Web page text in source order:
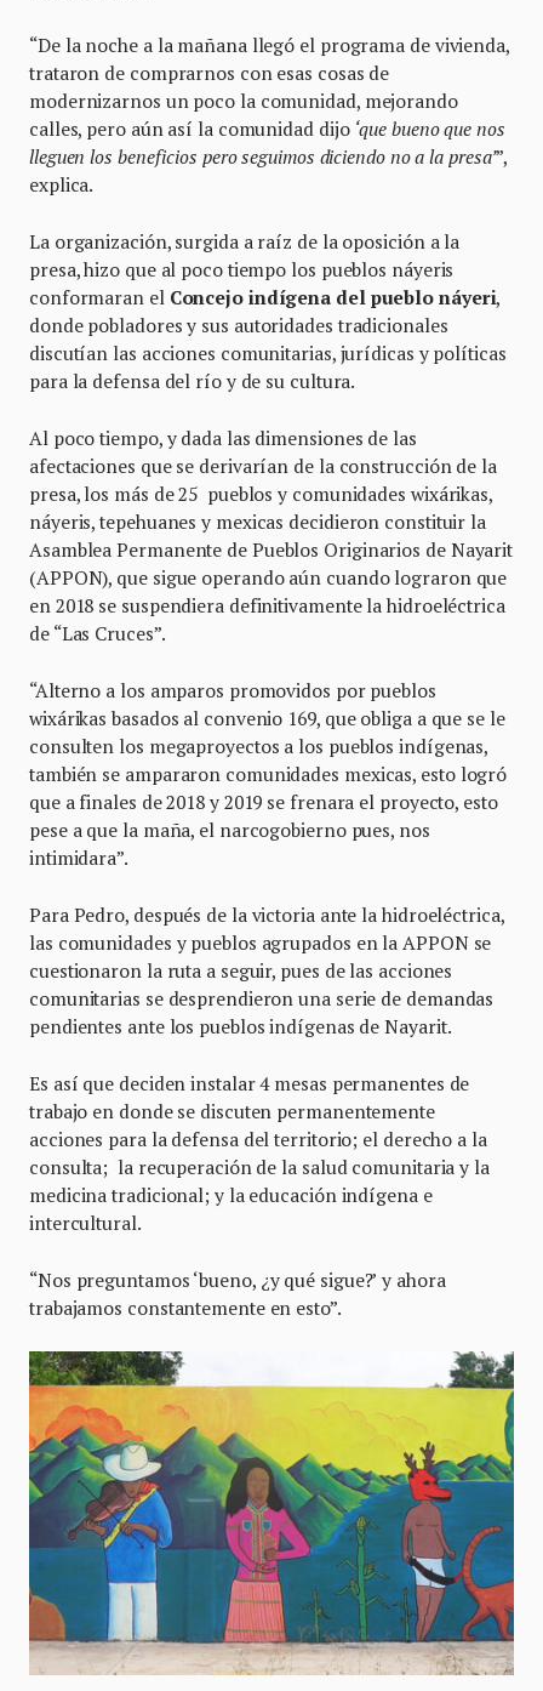
“De la noche a la mañana llegó el programa de vivienda,
trataron de comprarnos con esas cosas de
modernizarnos un poco la comunidad, mejorando
calles, pero aún así la comunidad dijo ‘que bueno que nos
lleguen los beneficios pero seguimos diciendo no a la presa’”,
explica.
La organización, surgida a raíz de la oposición a la
presa, hizo que al poco tiempo los pueblos náyeris
conformaran elConcejo indígena del pueblo náyeri,
donde pobladores y sus autoridades tradicionales
discutían las acciones comunitarias, jurídicas y políticas
para la defensa del río y de su cultura.
Al poco tiempo, y dada las dimensiones de las
afectaciones que se derivarían de la construcción de la
presa, los más de 25 pueblos y comunidades wixárikas,
náyeris, tepehuanes y mexicas decidieron constituir la
Asamblea Permanente de Pueblos Originarios de Nayarit
(APPON), que sigue operando aún cuando lograron que
en 2018 se suspendiera definitivamente la hidroeléctrica
de “Las Cruces”.
“Alterno a los amparos promovidos por pueblos
wixárikas basados al convenio 169, que obliga a que se le
consulten los megaproyectos a los pueblos indígenas,
también se ampararon comunidades mexicas, esto logró
que a finales de 2018 y 2019 se frenara el proyecto, esto
pese a que la maña, el narcogobierno pues, nos
intimidara”.
Para Pedro, después de la victoria ante la hidroeléctrica,
las comunidades y pueblos agrupados en la APPON se
cuestionaron la ruta a seguir, pues de las acciones
comunitarias se desprendieron una serie de demandas
pendientes ante los pueblos indígenas de Nayarit.
Es así que deciden instalar 4 mesas permanentes de
trabajo en donde se discuten permanentemente
acciones para la defensa del territorio; el derecho a la
consulta; la recuperación de la salud comunitaria y la
medicina tradicional; y la educación indígena e
intercultural.
“Nos preguntamos ‘bueno, ¿y qué sigue?’ y ahora
trabajamos constantemente en esto”.